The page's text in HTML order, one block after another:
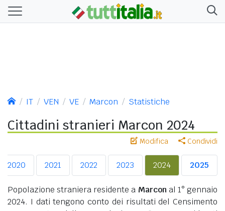
IT VEN VE Marcon Statistiche
Cittadini stranieri Marcon 2024
Modifica Condividi
2020 2021 2022 2023 2024 2025
Popolazione straniera residente a Marconal 1° gennaio
2024. I dati tengono conto dei risultati del Censimento